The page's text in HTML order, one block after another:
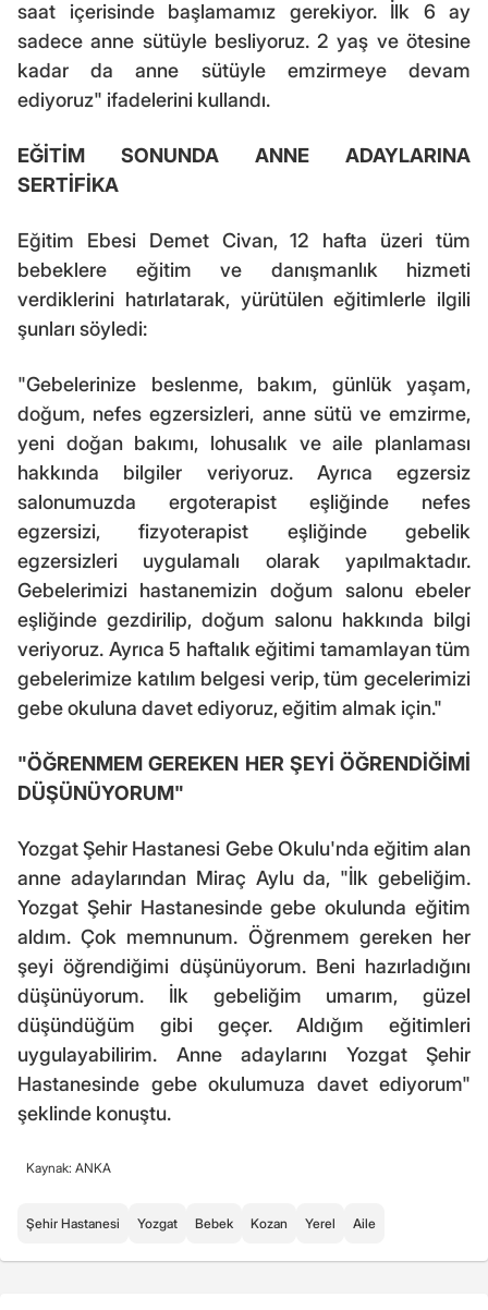
saat içerisinde başlamamız gerekiyor. İlk 6 ay
sadece anne sütüyle besliyoruz. 2 yaş ve ötesine
kadar da anne sütüyle emzirmeye devam
ediyoruz" ifadelerini kullandı.
EĞİTİM SONUNDA ANNE ADAYLARINA
SERTİFİKA
Eğitim Ebesi Demet Civan, 12 hafta üzeri tüm
bebeklere eğitim ve danışmanlık hizmeti
verdiklerini hatırlatarak, yürütülen eğitimlerle ilgili
şunları söyledi:
"Gebelerinize beslenme, bakım, günlük yaşam,
doğum, nefes egzersizleri, anne sütü ve emzirme,
yeni doğan bakımı, lohusalık ve aile planlaması
hakkında bilgiler veriyoruz. Ayrıca egzersiz
salonumuzda ergoterapist eşliğinde nefes
egzersizi, fizyoterapist eşliğinde gebelik
egzersizleri uygulamalı olarak yapılmaktadır.
Gebelerimizi hastanemizin doğum salonu ebeler
eşliğinde gezdirilip, doğum salonu hakkında bilgi
veriyoruz. Ayrıca 5 haftalık eğitimi tamamlayan tüm
gebelerimize katılım belgesi verip, tüm gecelerimizi
gebe okuluna davet ediyoruz, eğitim almak için."
"ÖĞRENMEM GEREKEN HER ŞEYİ ÖĞRENDİĞİMİ
DÜŞÜNÜYORUM"
Yozgat Şehir Hastanesi Gebe Okulu'nda eğitim alan
anne adaylarından Miraç Aylu da, "İlk gebeliğim.
Yozgat Şehir Hastanesinde gebe okulunda eğitim
aldım. Çok memnunum. Öğrenmem gereken her
şeyi öğrendiğimi düşünüyorum. Beni hazırladığını
düşünüyorum. İlk gebeliğim umarım, güzel
düşündüğüm gibi geçer. Aldığım eğitimleri
uygulayabilirim. Anne adaylarını Yozgat Şehir
Hastanesinde gebe okulumuza davet ediyorum"
şeklinde konuştu.
Kaynak: ANKA
Şehir Hastanesi Yozgat Bebek Kozan Yerel Aile